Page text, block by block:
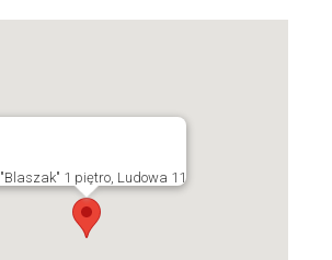
"Blaszak" 1 piętro, Ludowa 11